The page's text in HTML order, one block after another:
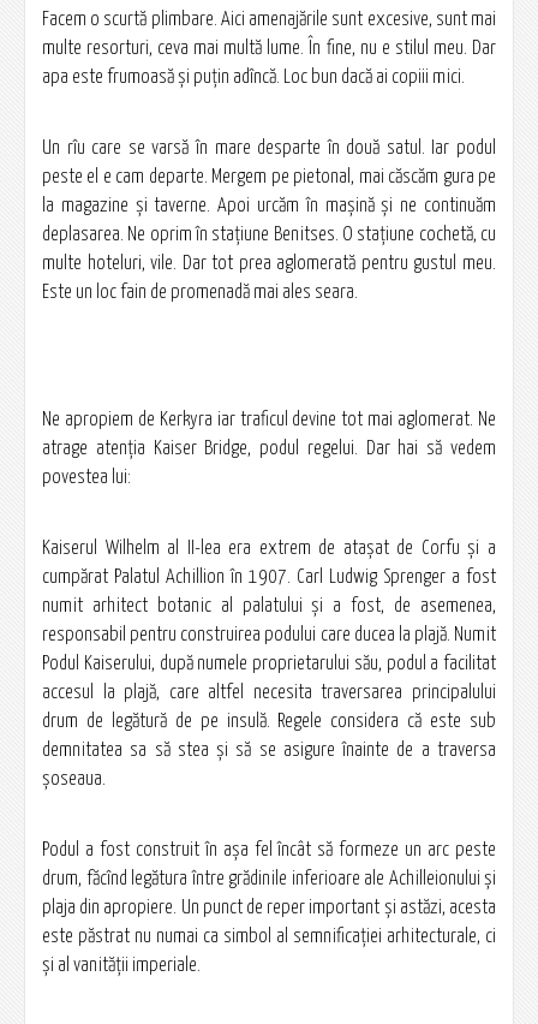
Facem o scurtă plimbare. Aici amenajările sunt excesive, sunt mai
multe resorturi, ceva mai multă lume. În fine, nu e stilul meu. Dar
apa este frumoasă și puțin adîncă. Loc bun dacă ai copiii mici.
Un rîu care se varsă în mare desparte în două satul. Iar podul
peste el e cam departe. Mergem pe pietonal, mai căscăm gura pe
la magazine și taverne. Apoi urcăm în mașină și ne continuăm
deplasarea. Ne oprim în stațiune Benitses. O stațiune cochetă, cu
multe hoteluri, vile. Dar tot prea aglomerată pentru gustul meu.
Este un loc fain de promenadă mai ales seara.
Ne apropiem de Kerkyra iar traficul devine tot mai aglomerat. Ne
atrage atenția Kaiser Bridge, podul regelui. Dar hai să vedem
povestea lui:
Kaiserul Wilhelm al II-lea era extrem de atașat de Corfu și a
cumpărat Palatul Achillion în 1907. Carl Ludwig Sprenger a fost
numit arhitect botanic al palatului și a fost, de asemenea,
responsabil pentru construirea podului care ducea la plajă. Numit
Podul Kaiserului, după numele proprietarului său, podul a facilitat
accesul la plajă, care altfel necesita traversarea principalului
drum de legătură de pe insulă. Regele considera că este sub
demnitatea sa să stea și să se asigure înainte de a traversa
șoseaua.
Podul a fost construit în așa fel încât să formeze un arc peste
drum, făcînd legătura între grădinile inferioare ale Achilleionului și
plaja din apropiere. Un punct de reper important și astăzi, acesta
este păstrat nu numai ca simbol al semnificației arhitecturale, ci
și al vanității imperiale.